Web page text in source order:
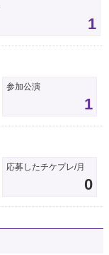
1
参加公演
1
応募したチケプレ/月
0